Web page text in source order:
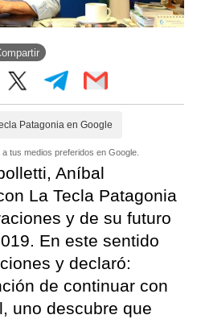
Patagonia en Google
tus medios preferidos en Google.
Aníbal
La Tecla Patagonia
y de su futuro
En este sentido
y declaró:
de continuar con
uno descubre que